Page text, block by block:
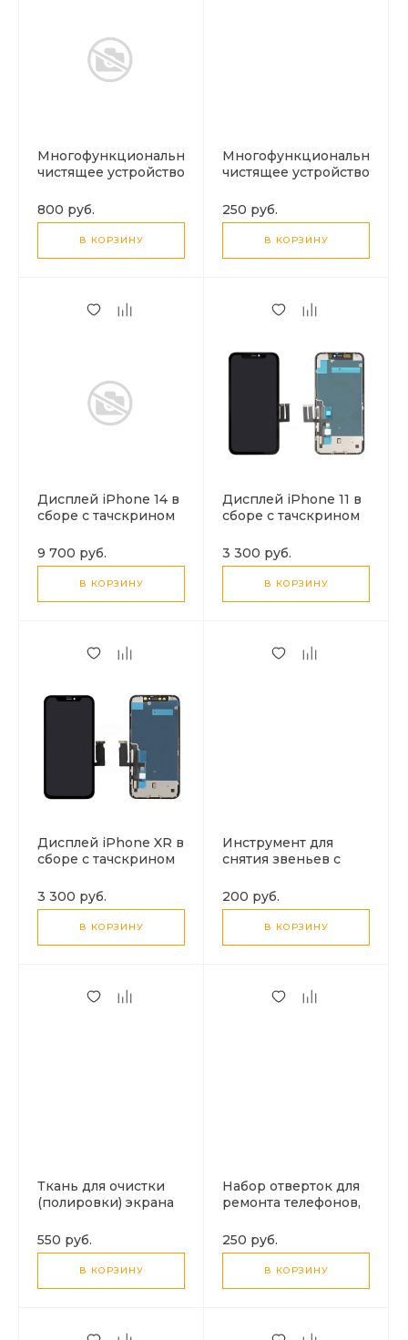
Многофункциональная
чистящее устройство
динамиков и
микрофонов, UT1,
HOCO, белый
800 руб.
В КОРЗИНУ
Многофункциональная
чистящее устройство
динамиков и
микрофонов, X-CASE,
черное
250 руб.
В КОРЗИНУ
Дисплей iPhone 14 в
сборе с тачскрином
9 700 руб.
В КОРЗИНУ
Дисплей iPhone 11 в
сборе с тачскрином
3 300 руб.
В КОРЗИНУ
Дисплей iPhone XR в
сборе с тачскрином
3 300 руб.
В КОРЗИНУ
Инструмент для
снятия звеньев с
желтый
200 руб.
В КОРЗИНУ
Ткань для очистки
(полировки) экрана
550 руб.
В КОРЗИНУ
Набор отверток для
ремонта телефонов,
250 руб.
В КОРЗИНУ